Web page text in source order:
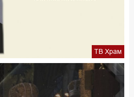
ТВ Храм